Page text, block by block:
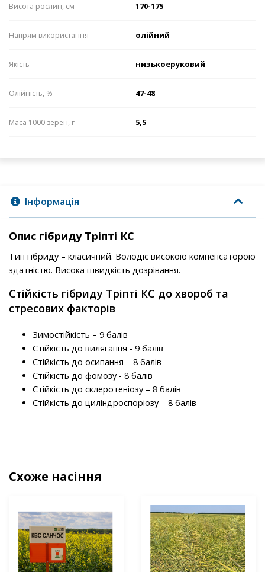
Висота рослин, см 170-175
Напрям використання олійний
Якість низькоеруковий
Олійність, % 47-48
Маса 1000 зерен, г 5,5
Інформація
Опис гібриду Тріпті КС
Тип гібриду – класичний. Володіє високою компенсаторою
здатністю. Висока швидкість дозрівання.
Стійкість гібриду Тріпті КС до хвороб та
стресових факторів
Зимостійкість – 9 балів
Стійкість до вилягання - 9 балів
Стійкість до осипання – 8 балів
Стійкість до фомозу - 8 балів
Стійкість до склеротеніозу – 8 балів
Стійкість до циліндроспоріозу – 8 балів
Схоже насіння